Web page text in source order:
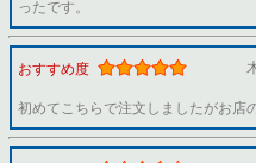
ったです。
おすすめ度
初めてこちらで注文しましたがお店